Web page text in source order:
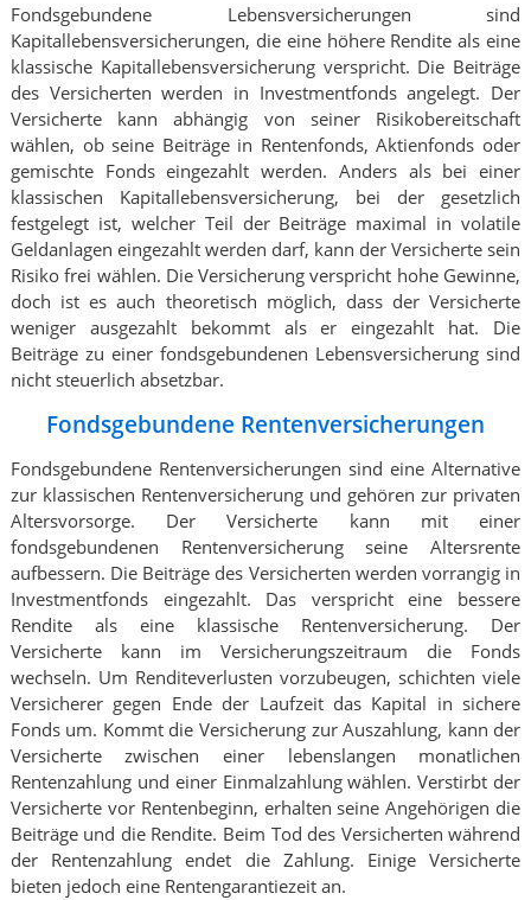
Fondsgebundene Lebensversicherungen sind
Kapitallebensversicherungen, die eine höhere Rendite als eine
klassische Kapitallebensversicherung verspricht. Die Beiträge
des Versicherten werden in Investmentfonds angelegt. Der
Versicherte kann abhängig von seiner Risikobereitschaft
wählen, ob seine Beiträge in Rentenfonds, Aktienfonds oder
gemischte Fonds eingezahlt werden. Anders als bei einer
klassischen Kapitallebensversicherung, bei der gesetzlich
festgelegt ist, welcher Teil der Beiträge maximal in volatile
Geldanlagen eingezahlt werden darf, kann der Versicherte sein
Risiko frei wählen. Die Versicherung verspricht hohe Gewinne,
doch ist es auch theoretisch möglich, dass der Versicherte
weniger ausgezahlt bekommt als er eingezahlt hat. Die
Beiträge zu einer fondsgebundenen Lebensversicherung sind
nicht steuerlich absetzbar.
Fondsgebundene Rentenversicherungen
Fondsgebundene Rentenversicherungen sind eine Alternative
zur klassischen Rentenversicherung und gehören zur privaten
Altersvorsorge. Der Versicherte kann mit einer
fondsgebundenen Rentenversicherung seine Altersrente
aufbessern. Die Beiträge des Versicherten werden vorrangig in
Investmentfonds eingezahlt. Das verspricht eine bessere
Rendite als eine klassische Rentenversicherung. Der
Versicherte kann im Versicherungszeitraum die Fonds
wechseln. Um Renditeverlusten vorzubeugen, schichten viele
Versicherer gegen Ende der Laufzeit das Kapital in sichere
Fonds um. Kommt die Versicherung zur Auszahlung, kann der
Versicherte zwischen einer lebenslangen monatlichen
Rentenzahlung und einer Einmalzahlung wählen. Verstirbt der
Versicherte vor Rentenbeginn, erhalten seine Angehörigen die
Beiträge und die Rendite. Beim Tod des Versicherten während
der Rentenzahlung endet die Zahlung. Einige Versicherte
bieten jedoch eine Rentengarantiezeit an.